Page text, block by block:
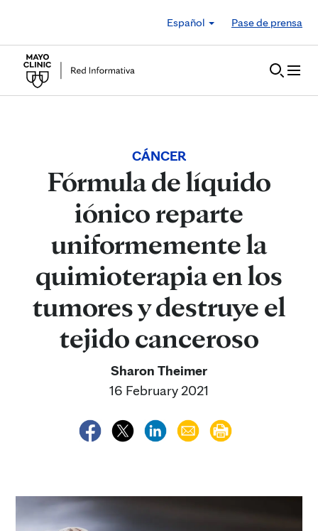
Español
Pase de prensa
CÁNCER
Fórmula de líquido
iónico reparte
uniformemente la
quimioterapia en los
tumores y destruye el
tejido canceroso
Sharon Theimer
16 February 2021